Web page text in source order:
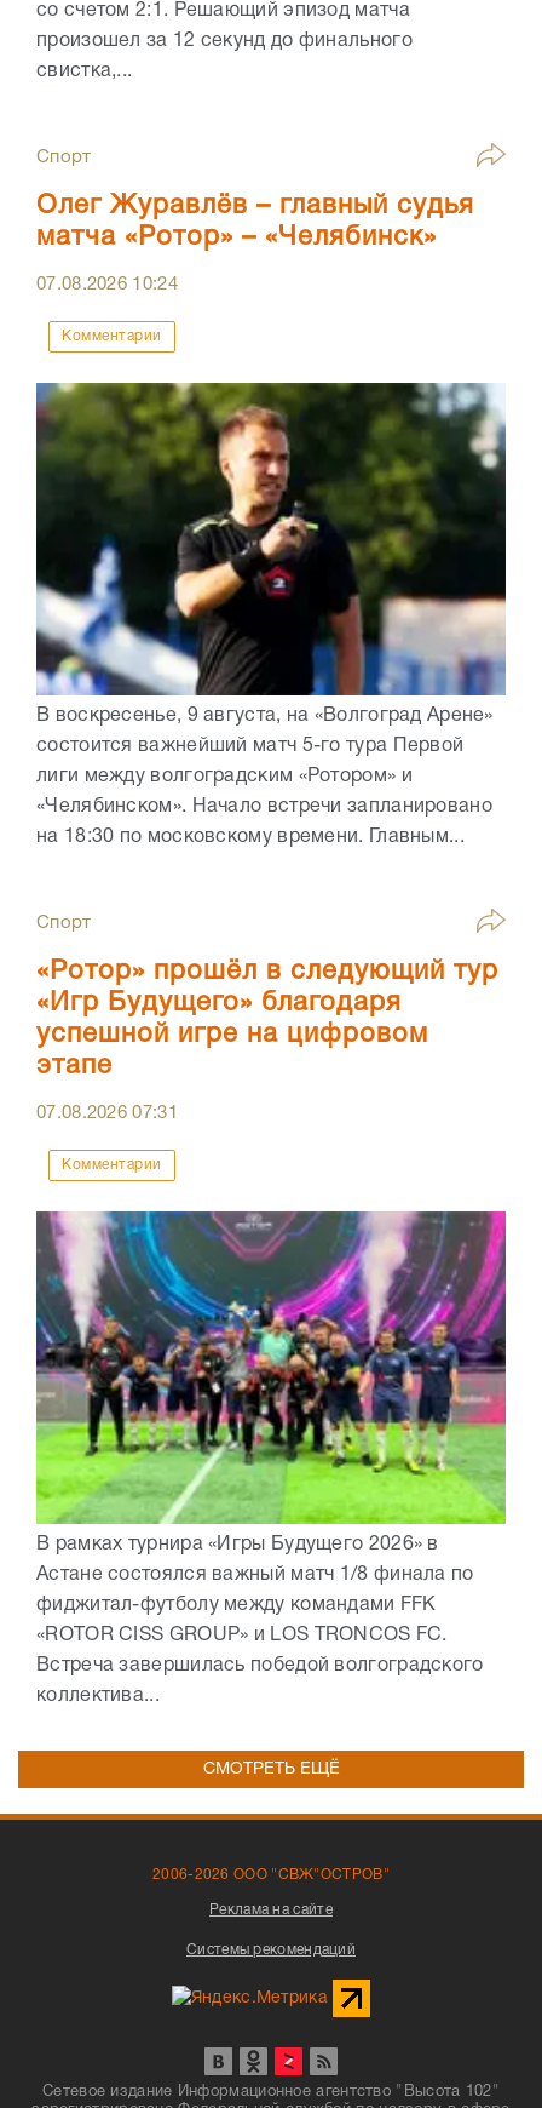
со счетом 2:1. Решающий эпизод матча
произошел за 12 секунд до финального
свистка,...
Спорт
Олег Журавлёв – главный судья
матча «Ротор» – «Челябинск»
07.08.2026 10:24
Комментарии
В воскресенье, 9 августа, на «Волгоград Арене»
состоится важнейший матч 5-го тура Первой
лиги между волгоградским «Ротором» и
«Челябинском». Начало встречи запланировано
на 18:30 по московскому времени. Главным...
Спорт
«Ротор» прошёл в следующий тур
«Игр Будущего» благодаря
успешной игре на цифровом
этапе
07.08.202607:31
Комментарии
В рамках турнира «Игры Будущего 2026» в
Астане состоялся важный матч 1/8 финала по
фиджитал-футболу между командами FFK
«ROTOR CISS GROUP» и LOS TRONCOS FC.
Встреча завершилась победой волгоградского
коллектива...
СМОТРЕТЬ ЕЩЁ
2006-2026 ООО "СВЖ"ОСТРОВ"
Реклама на сайте
Системы рекомендаций
Сетевое издание Информационное агентство "Высота 102"